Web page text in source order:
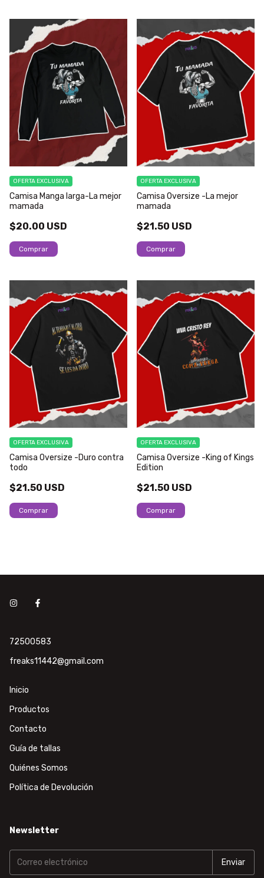
Camisa Manga larga-La mejor
mamada
$20.00 USD
OFERTA EXCLUSIVA
Comprar
Camisa Oversize -La mejor
mamada
$21.50 USD
OFERTA EXCLUSIVA
Comprar
Camisa Oversize -Duro contra
todo
$21.50 USD
OFERTA EXCLUSIVA
Comprar
Camisa Oversize -King of Kings
Edition
$21.50 USD
OFERTA EXCLUSIVA
Comprar
72500583
freaks11442@gmail.com
Inicio
Productos
Contacto
Guía de tallas
Quiénes Somos
Política de Devolución
Newsletter